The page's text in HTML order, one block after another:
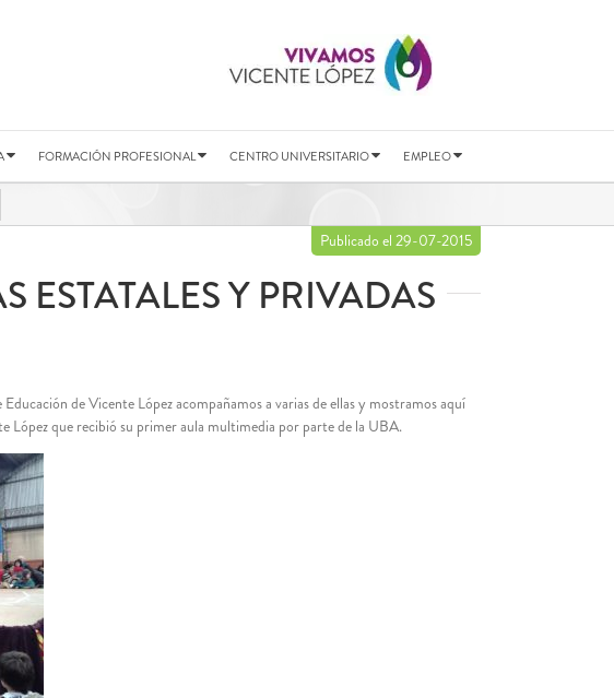
FORMACIÓN PROFESIONAL CENTRO UNIVERSITARIO EMPLEO
Publicado el 29-07-2015
ESTATALES Y PRIVADAS
de Vicente López acompañamos a varias de ellas y mostramos aquí
López que recibió su primer aula multimedia por parte de la UBA.